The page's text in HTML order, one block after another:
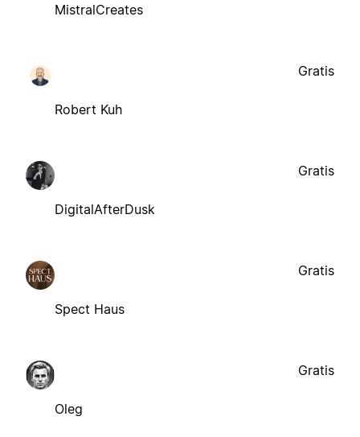
MistralCreates
Robert Kuh
Gratis
DigitalAfterDusk
Gratis
Spect Haus
Gratis
Oleg
Gratis